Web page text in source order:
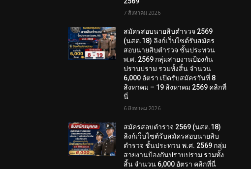
7 สิงหาคม 2026
สมัครสอบนายสิบตำรวจ 2569
(นสต.18) ลิงก์เว็บไซต์รับสมัคร
สอบนายสิบตำรวจ ชั้นประทวน
พ.ศ. 2569 กลุ่มสายงานป้องกัน
ปราบปราม รวมทั้งสิ้น จำนวน
6,000 อัตรา เปิดรับสมัครวันที่ 8
สิงหาคม – 19 สิงหาคม 2569 คลิกที่
นี่
6 สิงหาคม 2026
สมัครสอบตํารวจ 2569 (นสต.18)
ลิงก์เว็บไซต์รับสมัครสอบนายสิบ
ตำรวจ ชั้นประทวน พ.ศ. 2569 กลุ่ม
สายงานป้องกันปราบปราม รวมทั้ง
สิ้น จำนวน 6,000 อัตรา คลิกที่นี่